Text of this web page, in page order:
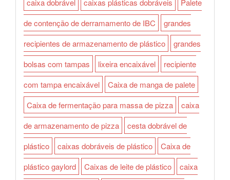
de contenção de derramamento de IBC
grandes
recipientes de armazenamento de plástico
grandes
bolsas com tampas
lixeira encaixável
recipiente
com tampa encaixável
Caixa de manga de palete
Caixa de fermentação para massa de pizza
caixa
de armazenamento de pizza
cesta dobrável de
plástico
caixas dobráveis de plástico
Caixa de
plástico gaylord
Caixas de leite de plástico
caixa